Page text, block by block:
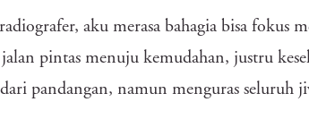
aku merasa bahagia bisa fokus
pintas menuju kemudahan, justru
pandangan, namun menguras seluruh